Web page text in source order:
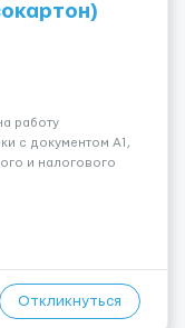
работу
с документом A1,
и налогового
доступом к
Откликнуться